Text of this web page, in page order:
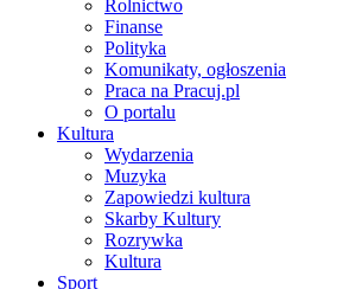
Rolnictwo
Finanse
Polityka
Komunikaty, ogłoszenia
Praca na Pracuj.pl
O portalu
Kultura
Wydarzenia
Muzyka
Zapowiedzi kultura
Skarby Kultury
Rozrywka
Kultura
Sport